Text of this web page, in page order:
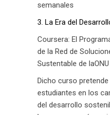
semanales
3. La Era del
Coursera: El
de la Red de
Sustentable de laONU
Dicho curso
estudiantes en los
del desarrollo